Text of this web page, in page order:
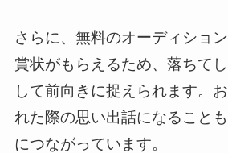
さらに、無料のオーディショ
賞状がもらえるため、落ちて
して前向きに捉えられます。
れた際の思い出話になること
につながっています。